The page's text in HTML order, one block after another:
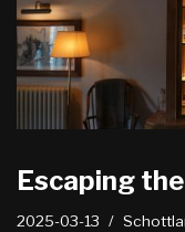
Escaping
2025-03-13